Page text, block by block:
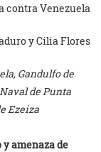
contra Venezuela
y Cilia Flores
Gandulfo de
de Punta
Ezeiza
amenaza de